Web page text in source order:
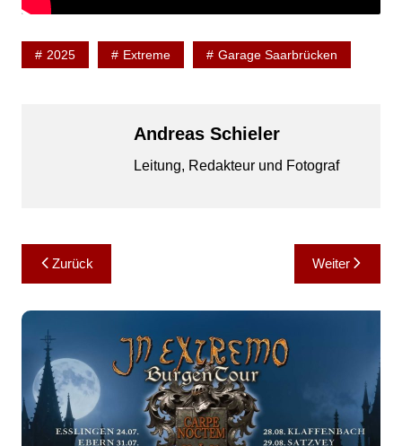
2025 Extreme Garage Saarbrücken
Andreas Schieler
Leitung, Redakteur und Fotograf
Beitragsnavigation
Zurück Weiter